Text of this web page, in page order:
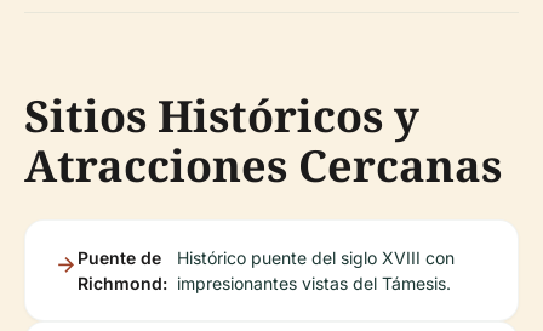
Sitios Históricos y
Atracciones Cercanas
Puente de
Richmond:
Histórico puente del siglo XVIII con
impresionantes vistas del Támesis.